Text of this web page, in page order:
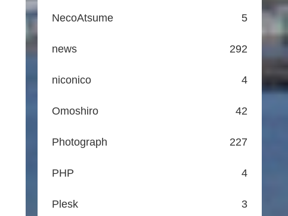
NecoAtsume 5
news 292
niconico 4
Omoshiro 42
Photograph 227
PHP 4
Plesk 3